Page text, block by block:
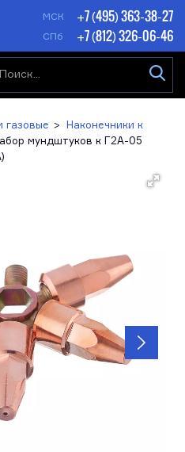
МСК +7 (495) 363-38-27
СПб +7 (812) 326-06-46
газовые
Наконечники к
мундштуков к Г2А-05